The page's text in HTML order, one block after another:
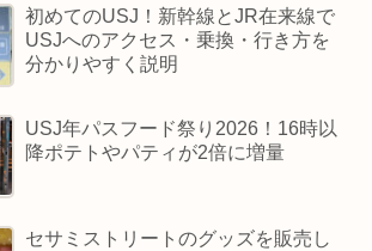
初めてのUSJ！新幹線とJR在来線で
USJへのアクセス・乗換・行き方を
分かりやすく説明
USJ年パスフード祭り2026！16時以
降ポテトやパティが2倍に増量
セサミストリートのグッズを販売し